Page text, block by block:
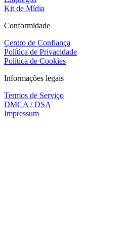
Kit de Mídia
Conformidade
Centro de Confiança
Política de Privacidade
Política de Cookies
Informações legais
Termos de Serviço
DMCA / DSA
Impressum